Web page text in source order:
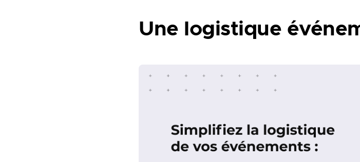
Une logistique